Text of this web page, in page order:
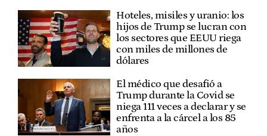
Hoteles, misiles y uranio: los
hijos de Trump se lucran con
los sectores que EEUU riega
con miles de millones de
dólares
El médico que desafió a
Trump durante la Covid se
niega 111 veces a declarar y se
enfrenta a la cárcel a los 85
años